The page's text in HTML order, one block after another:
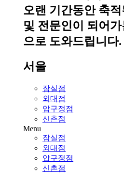
오랜 기간동안 축적
및 전문인이 되어
으로 도와드립니다.
서울
잠실점
외대점
압구정점
신촌점
Menu
잠실점
외대점
압구정점
신촌점